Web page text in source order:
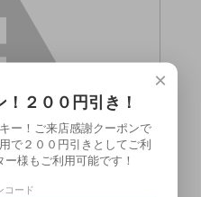
歳未満の方には販売
×
２００円引き！
ー！ご来店感謝クーポンで
で２００円引きとしてご利
様もご利用可能です！
コード